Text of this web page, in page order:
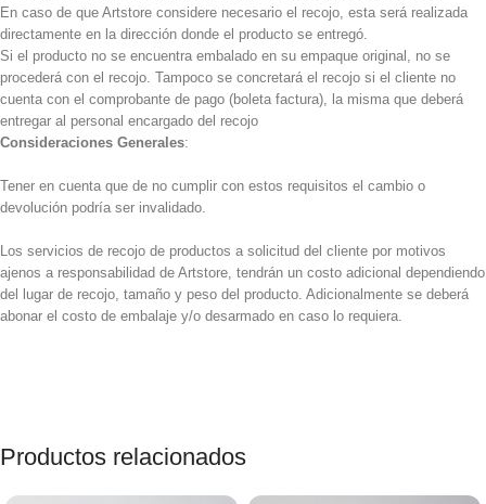
En caso de que Artstore considere necesario el recojo, esta será realizada
directamente en la dirección donde el producto se entregó.
Si el producto no se encuentra embalado en su empaque original, no se
procederá con el recojo. Tampoco se concretará el recojo si el cliente no
cuenta con el comprobante de pago (boleta factura), la misma que deberá
entregar al personal encargado del recojo
Consideraciones Generales:
Tener en cuenta que de no cumplir con estos requisitos el cambio o
devolución podría ser invalidado.
Los servicios de recojo de productos a solicitud del cliente por motivos
ajenos a responsabilidad de Artstore, tendrán un costo adicional dependiendo
del lugar de recojo, tamaño y peso del producto. Adicionalmente se deberá
abonar el costo de embalaje y/o desarmado en caso lo requiera.
Productos relacionados